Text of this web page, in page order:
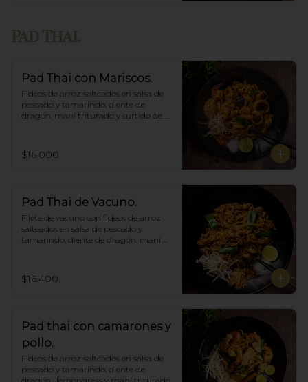
Pad Thai con Mariscos.
Fideos de arroz salteados en salsa de
pescado y tamarindo, diente de
dragón, maní triturado y surtido de
$16.000
Pad Thai de Vacuno.
Filete de vacuno con fideos de arroz
salteados en salsa de pescado y
tamarindo, diente de dragón, maní
$16.400
Pad thai con camarones y
pollo.
Fideos de arroz salteados en salsa de
pescado y tamarindo, diente de